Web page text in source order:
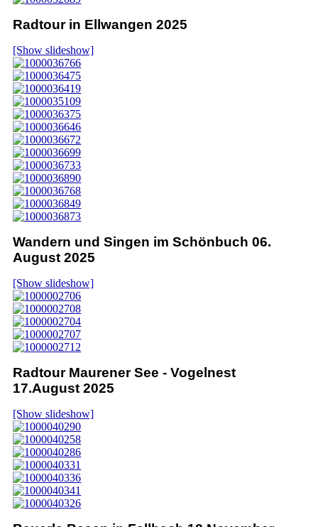
Radtour in Ellwangen 2025
[Show slideshow]
Wandern und Singen im Schönbuch 06.
August 2025
[Show slideshow]
Radtour Maurener See - Vogelnest
17.August 2025
[Show slideshow]